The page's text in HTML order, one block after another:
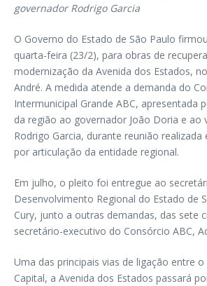
governador Rodrigo Garcia
O Governo do Estado de São Paulo
quarta-feira (23/2), para obras de
modernização da Avenida dos Estados,
André. A medida atende a demanda do
Intermunicipal Grande ABC, apresentada
da região ao governador João Doria e ao
Rodrigo Garcia, durante reunião realizada
por articulação da entidade regional.
Em julho, o pleito foi entregue ao
Desenvolvimento Regional do Estado de
Cury, junto a outras demandas, das sete
secretário-executivo do Consórcio ABC,
Uma das principais vias de ligação entre o
Capital, a Avenida dos Estados passará